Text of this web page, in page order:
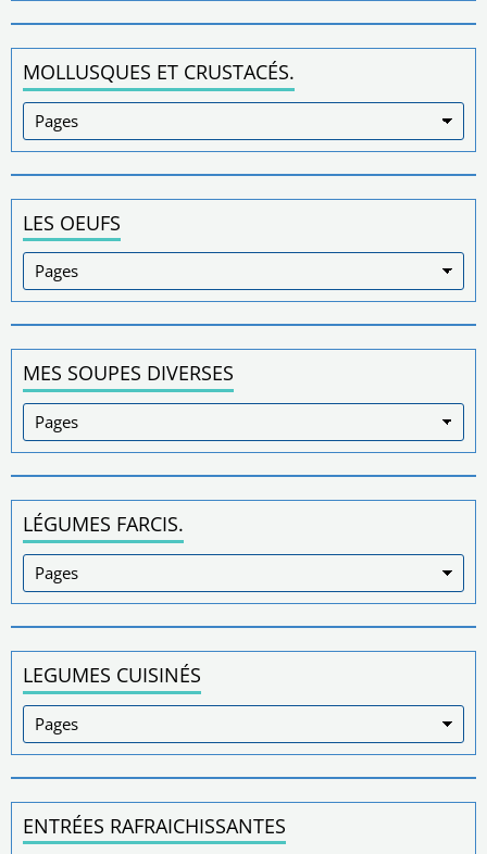
MOLLUSQUES ET CRUSTACÉS.
LES OEUFS
MES SOUPES DIVERSES
LÉGUMES FARCIS.
LEGUMES CUISINÉS
ENTRÉES RAFRAICHISSANTES